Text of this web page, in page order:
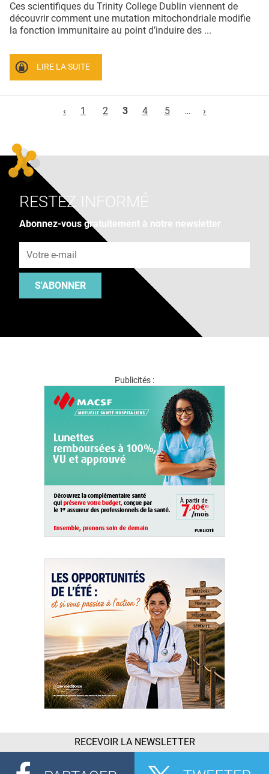
Ces scientifiques du Trinity College Dublin viennent de
découvrir comment une mutation mitochondriale modifie
la fonction immunitaire au point d’induire des ...
LIRE LA SUITE
‹
1 2 3 4 5 … ›
RESTEZ INFORMÉ
Abonnez-vous gratuitement à notre newsletter
S'ABONNER
Publicités :
RECEVOIR LA NEWSLETTER